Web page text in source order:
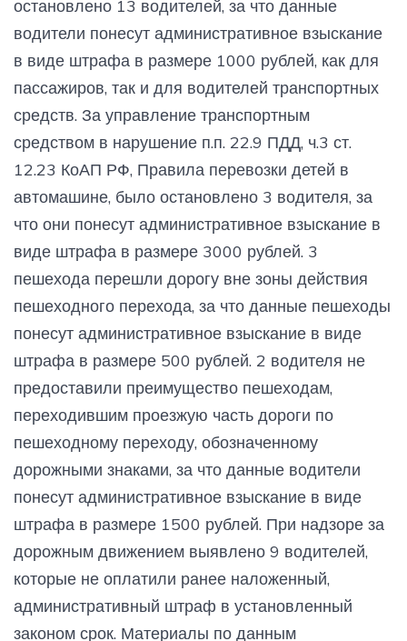
остановлено 13 водителей, за что данные
водители понесут административное взыскание
в виде штрафа в размере 1000 рублей, как для
пассажиров, так и для водителей транспортных
средств. За управление транспортным
средством в нарушение п.п. 22.9 ПДД, ч.3 ст.
12.23 КоАП РФ, Правила перевозки детей в
автомашине, было остановлено 3 водителя, за
что они понесут административное взыскание в
виде штрафа в размере 3000 рублей. 3
пешехода перешли дорогу вне зоны действия
пешеходного перехода, за что данные пешеходы
понесут административное взыскание в виде
штрафа в размере 500 рублей. 2 водителя не
предоставили преимущество пешеходам,
переходившим проезжую часть дороги по
пешеходному переходу, обозначенному
дорожными знаками, за что данные водители
понесут административное взыскание в виде
штрафа в размере 1500 рублей. При надзоре за
дорожным движением выявлено 9 водителей,
которые не оплатили ранее наложенный,
административный штраф в установленный
законом срок. Материалы по данным